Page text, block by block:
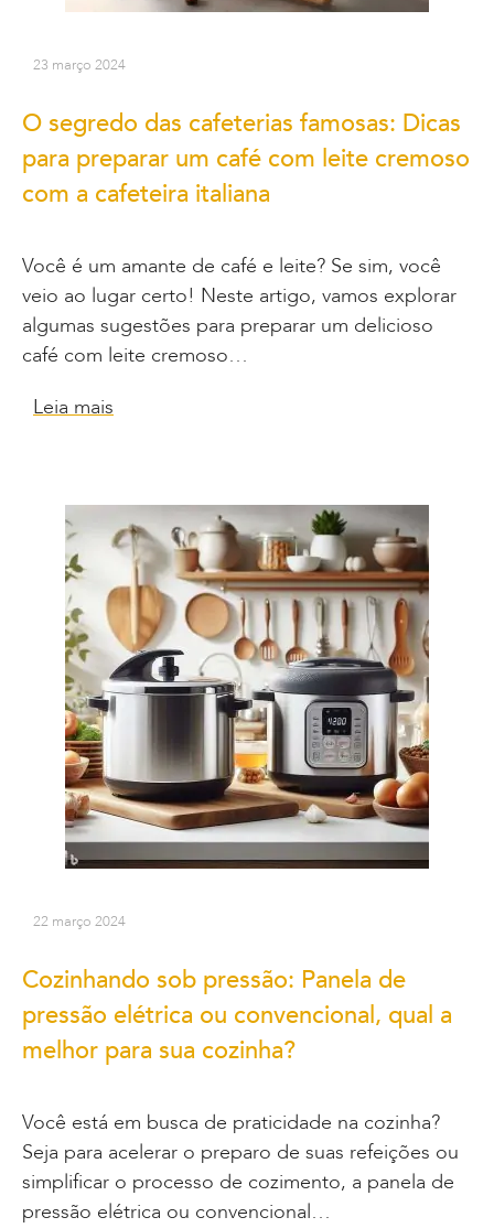
23 março 2024
O segredo das cafeterias famosas: Dicas
para preparar um café com leite cremoso
com a cafeteira italiana
Você é um amante de café e leite? Se sim, você
veio ao lugar certo! Neste artigo, vamos explorar
algumas sugestões para preparar um delicioso
café com leite cremoso…
Leia mais
22 março 2024
Cozinhando sob pressão: Panela de
pressão elétrica ou convencional, qual a
melhor para sua cozinha?
Você está em busca de praticidade na cozinha?
Seja para acelerar o preparo de suas refeições ou
simplificar o processo de cozimento, a panela de
pressão elétrica ou convencional…